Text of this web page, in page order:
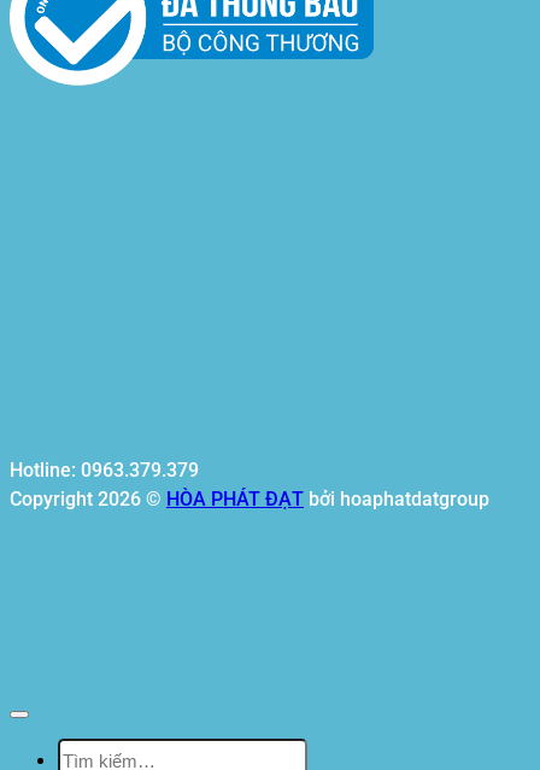
Hotline: 0963.379.379
Copyright 2026 © HÒA PHÁT ĐẠT bởi hoaphatdatgroup
Sản Phẩm Bạt Che Ngoài Trời